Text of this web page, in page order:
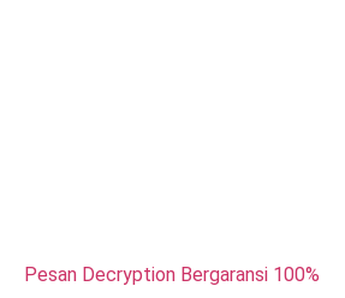
Pesan Decryption Bergaransi 100%